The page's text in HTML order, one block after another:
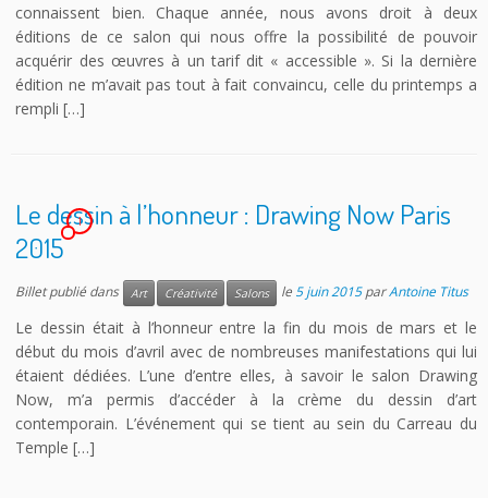
connaissent bien. Chaque année, nous avons droit à deux
éditions de ce salon qui nous offre la possibilité de pouvoir
acquérir des œuvres à un tarif dit « accessible ». Si la dernière
édition ne m’avait pas tout à fait convaincu, celle du printemps a
rempli […]
Le dessin à l’honneur : Drawing Now Paris
2015
1
Billet publié dans Art Créativité Salons le 5 juin 2015 parAntoine Titus
Le dessin était à l’honneur entre la fin du mois de mars et le
début du mois d’avril avec de nombreuses manifestations qui lui
étaient dédiées. L’une d’entre elles, à savoir le salon Drawing
Now, m’a permis d’accéder à la crème du dessin d’art
contemporain. L’événement qui se tient au sein du Carreau du
Temple […]